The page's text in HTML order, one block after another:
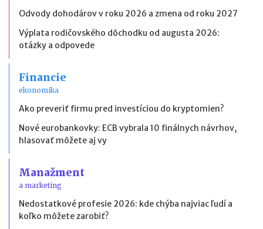
Odvody dohodárov v roku 2026 a zmena od roku 2027
Výplata rodičovského dôchodku od augusta 2026:
otázky a odpovede
Financie
ekonomika
Ako preveriť firmu pred investíciou do kryptomien?
Nové eurobankovky: ECB vybrala 10 finálnych návrhov,
hlasovať môžete aj vy
Manažment
a marketing
Nedostatkové profesie 2026: kde chýba najviac ľudí a
koľko môžete zarobiť?